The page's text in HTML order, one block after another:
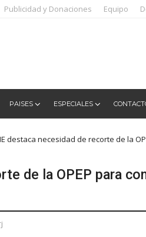
Publicidad y Donaciones Equipo
PAISES ESPECIALES
destaca necesidad de recorte de la
de la OPEP para